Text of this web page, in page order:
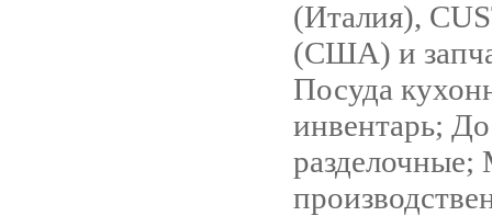
(Италия),
(США) и
Посуда
инвентарь;